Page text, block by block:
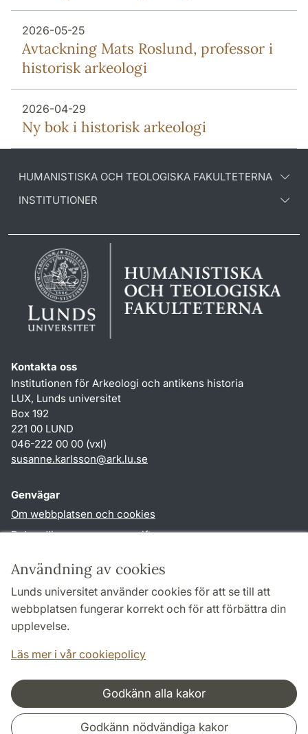
Användning av cookies
Lunds universitet använder cookies för att se till att
webbplatsen fungerar korrekt och för att förbättra din
upplevelse.
Läs mer i vår cookiepolicy
Godkänn alla kakor
Godkänn nödvändiga kakor
2026-05-25
Avtackning Mats Roslund, professor i
historisk arkeologi
2026-04-29
Ny bok i historisk arkeologi
HUMANISTISKA OCH TEOLOGISKA FAKULTETERNA
INSTITUTIONER
Kontakta oss
Institutionen för Arkeologi och antikens historia
LUX, Lunds universitet
Box 192
221 00 LUND
046-222 00 00 (vxl)
susanne.karlsson@ark.lu.se
Genvägar
Om webbplatsen och cookies
Behandling av personuppgifter
TYPO3-login
Följ oss i sociala medier
Samarbeten och nätverk